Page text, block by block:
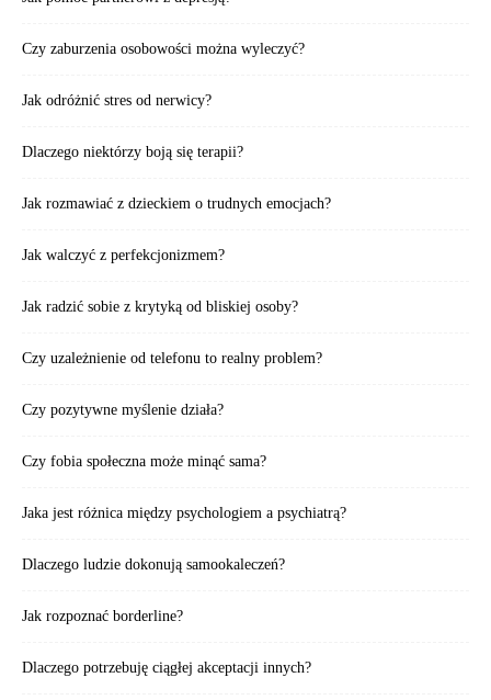
Czy zaburzenia osobowości można wyleczyć?
Jak odróżnić stres od nerwicy?
Dlaczego niektórzy boją się terapii?
Jak rozmawiać z dzieckiem o trudnych emocjach?
Jak walczyć z perfekcjonizmem?
Jak radzić sobie z krytyką od bliskiej osoby?
Czy uzależnienie od telefonu to realny problem?
Czy pozytywne myślenie działa?
Czy fobia społeczna może minąć sama?
Jaka jest różnica między psychologiem a psychiatrą?
Dlaczego ludzie dokonują samookaleczeń?
Jak rozpoznać borderline?
Dlaczego potrzebuję ciągłej akceptacji innych?